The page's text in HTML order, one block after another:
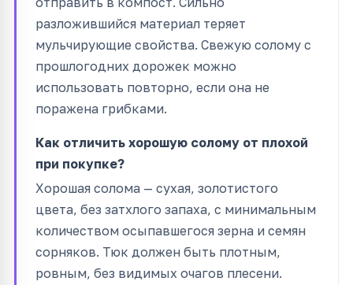
разложившийся материал теряет
мульчирующие свойства. Свежую солому с
прошлогодних дорожек можно
использовать повторно, если она не
поражена грибками.
Как отличить хорошую солому от плохой
при покупке?
Хорошая солома — сухая, золотистого
цвета, без затхлого запаха, с минимальным
количеством осыпавшегося зерна и семян
сорняков. Тюк должен быть плотным,
ровным, без видимых очагов плесени.